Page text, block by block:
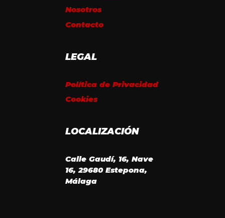
Nosotros
Contacto
LEGAL
Política de Privacidad
Cookies
LOCALIZACIÓN
Calle Gaudí, 16, Nave
16, 29680 Estepona,
Málaga